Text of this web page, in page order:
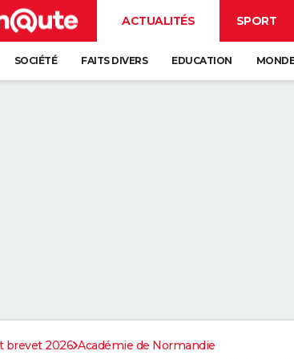
ACTUALITÉS SPORT
SOCIÉTÉ FAITS DIVERS EDUCATION MONDE
brevet 2026 Académie de Normandie